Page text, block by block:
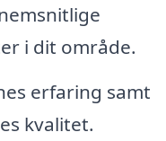
i dit område.
erfaring samt
kvalitet.